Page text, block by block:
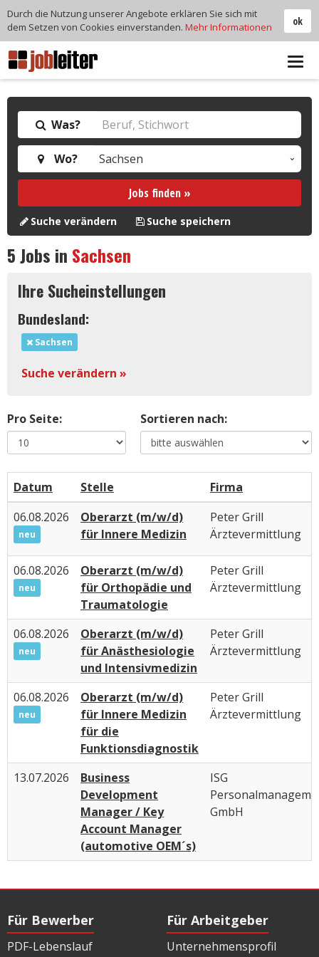
Was?
Wo?
Jobs finden »
Suche verändern Suche speichern
5Jobs in Sachsen
Ihre Sucheinstellungen
Bundesland:
Sachsen
Suche verändern »
Pro Seite: Sortieren nach:
Datum Stelle
Firma
06.08.2026
neu
Oberarzt (m/w/d)
für Innere Medizin
Peter Grill
Ärztevermittlung
06.08.2026
neu
Oberarzt (m/w/d)
für Orthopädie und
Traumatologie
Peter Grill
Ärztevermittlung
06.08.2026
neu
Oberarzt (m/w/d)
für Anästhesiologie
und Intensivmedizin
Peter Grill
Ärztevermittlung
06.08.2026
neu
Oberarzt (m/w/d)
für Innere Medizin
für die
Funktionsdiagnostik
Peter Grill
Ärztevermittlung
13.07.2026
Business
Development
Manager / Key
Account Manager
(automotive OEM´s)
ISG
GmbH
Für Bewerber
PDF-Lebenslauf
Für Arbeitgeber
Unternehmensprofil
ok
Durch die Nutzung unserer Angebote erklären Sie sich mit
dem Setzen von Cookies einverstanden. Mehr Informationen